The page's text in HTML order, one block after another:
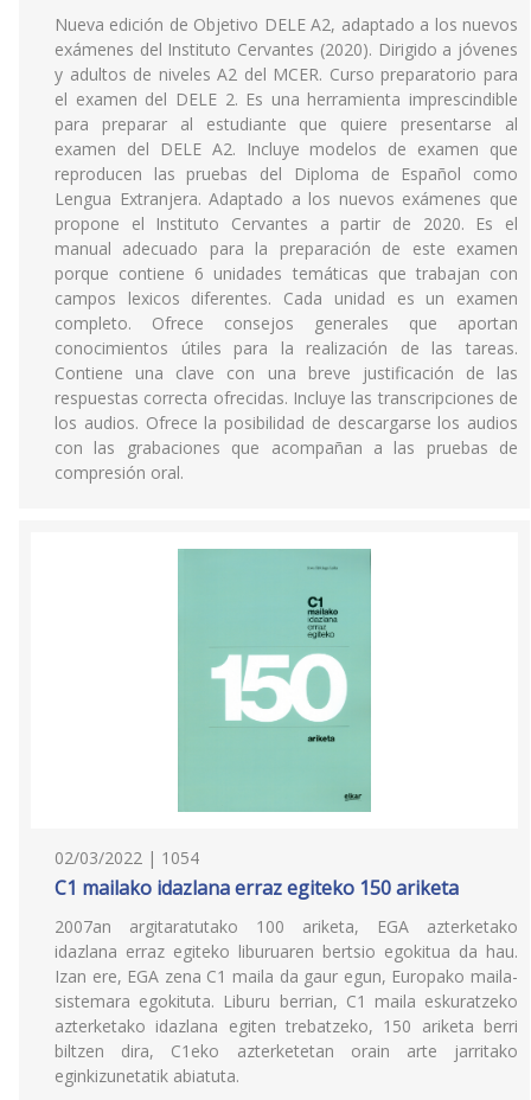
Nueva edición de Objetivo DELE A2, adaptado a los nuevos
exámenes del Instituto Cervantes (2020). Dirigido a jóvenes
y adultos de niveles A2 del MCER. Curso preparatorio para
el examen del DELE 2. Es una herramienta imprescindible
para preparar al estudiante que quiere presentarse al
examen del DELE A2. Incluye modelos de examen que
reproducen las pruebas del Diploma de Español como
Lengua Extranjera. Adaptado a los nuevos exámenes que
propone el Instituto Cervantes a partir de 2020. Es el
manual adecuado para la preparación de este examen
porque contiene 6 unidades temáticas que trabajan con
campos lexicos diferentes. Cada unidad es un examen
completo. Ofrece consejos generales que aportan
conocimientos útiles para la realización de las tareas.
Contiene una clave con una breve justificación de las
respuestas correcta ofrecidas. Incluye las transcripciones de
los audios. Ofrece la posibilidad de descargarse los audios
con las grabaciones que acompañan a las pruebas de
compresión oral.
02/03/2022 | 1054
C1 mailako idazlana erraz egiteko 150 ariketa
2007an argitaratutako 100 ariketa, EGA azterketako
idazlana erraz egiteko liburuaren bertsio egokitua da hau.
Izan ere, EGA zena C1 maila da gaur egun, Europako maila-
sistemara egokituta. Liburu berrian, C1 maila eskuratzeko
azterketako idazlana egiten trebatzeko, 150 ariketa berri
biltzen dira, C1eko azterketetan orain arte jarritako
eginkizunetatik abiatuta.